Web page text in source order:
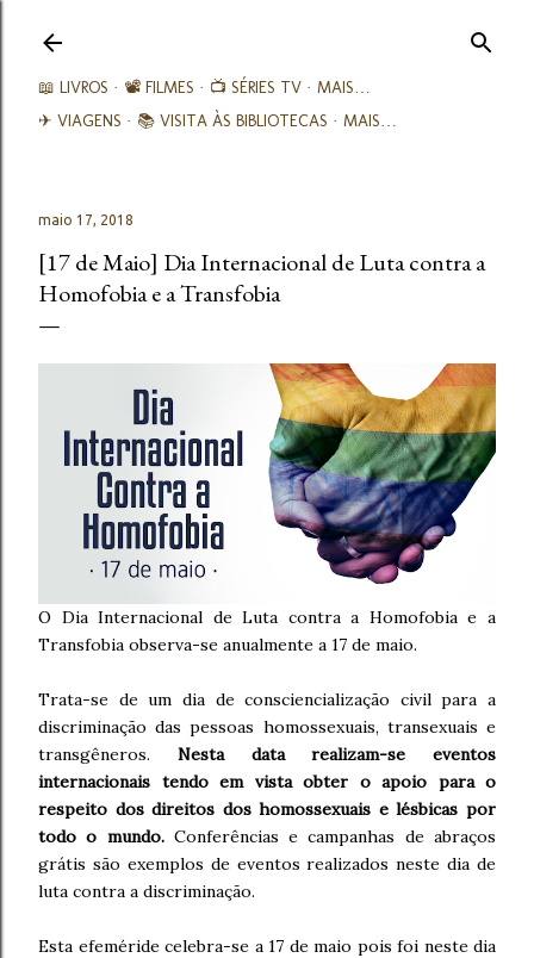
📖 LIVROS 📽️ FILMES 📺 SÉRIES TV
MAIS…
✈ VIAGENS
📚︎ VISITA ÀS BIBLIOTECAS MAIS…
maio 17, 2018
[17 de Maio] Dia Internacional de Luta contra a
Homofobia e a Transfobia
O Dia Internacional de Luta contra a Homofobia e a
Transfobia observa-se anualmente a 17 de maio.
Trata-se de um dia de consciencialização civil para a
discriminação das pessoas homossexuais, transexuais e
transgêneros. Nesta data realizam-se eventos
internacionais tendo em vista obter o apoio para o
respeito dos direitos dos homossexuais e lésbicas por
todo o mundo. Conferências e campanhas de abraços
grátis são exemplos de eventos realizados neste dia de
luta contra a discriminação.
Esta efeméride celebra-se a 17 de maio pois foi neste dia